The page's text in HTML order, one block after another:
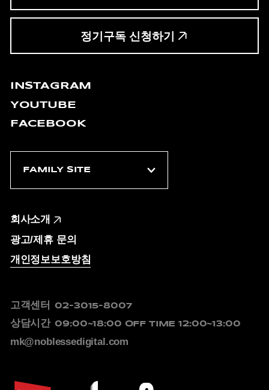
정기구독 신청하기
INSTAGRAM
YOUTUBE
FACEBOOK
회사소개
광고/제휴 문의
개인정보보호방침
고객센터 02-3015-8007
상담시간 09:00~18:00 OFF TIME 12:00~13:00
mk@noblessedigital.com